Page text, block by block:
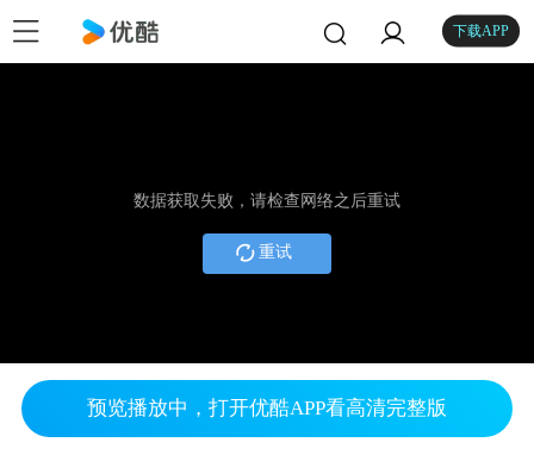
下载APP
数据获取失败，请检查网络之后重试
重试
预览播放中，打开优酷APP看高清完整版